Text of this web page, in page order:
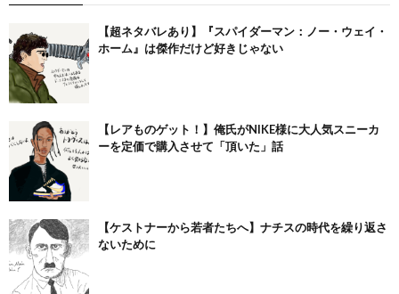
【超ネタバレあり】『スパイダーマン：ノー・ウェイ・
ホーム』は傑作だけど好きじゃない
【レアものゲット！】俺氏がNIKE様に大人気スニーカ
ーを定価で購入させて「頂いた」話
【ケストナーから若者たちへ】ナチスの時代を繰り返さ
ないために